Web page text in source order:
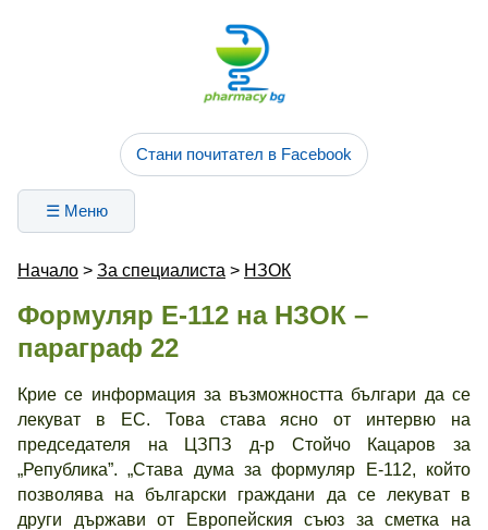
Стани почитател в Facebook
☰ Меню
Начало > За специалиста > НЗОК
Формуляр Е-112 на НЗОК –
параграф 22
Крие се информация за възможността българи да се
лекуват в ЕС. Това става ясно от интервю на
председателя на ЦЗПЗ д-р Стойчо Кацаров за
„Република”. „Става дума за формуляр Е-112, който
позволява на български граждани да се лекуват в
други държави от Европейския съюз за сметка на